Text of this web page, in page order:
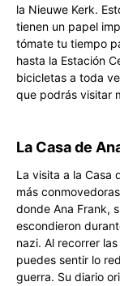
la Nieuwe Kerk.
tienen un papel
tómate tu tiempo
hasta la Estación
bicicletas a toda
que podrás visitar
La Casa de
La visita a la Casa
más
donde Ana Frank,
escondieron
nazi. Al recorrer
puedes sentir lo
guerra. Su diario